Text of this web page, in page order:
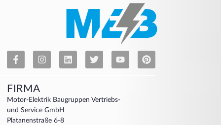
FIRMA
Motor-Elektrik Baugruppen Vertriebs-
und Service GmbH
Platanenstraße 6-8